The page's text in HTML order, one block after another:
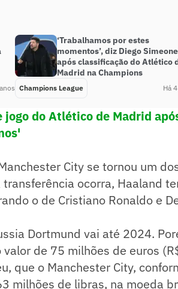
‘Trabalhamos por estes
momentos’, diz Diego Simeone
após classificação do Atlético
Madrid na Champions
Champions League Há
do Atlético de Madrid
City se tornou um
ocorra, Haaland
o de Cristiano Ronaldo e
Dortmund vai até 2024.
de 75 milhões de euros
que o Manchester City,
milhões de libras, na moeda